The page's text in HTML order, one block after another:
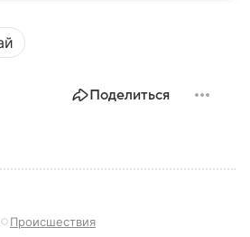
МЧС, как оно устроено, какие
роль играет в
Поделиться
Происшествия